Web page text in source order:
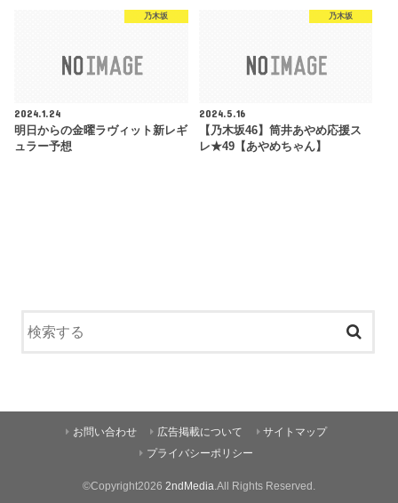
乃木坂
2024.1.24
明日からの金曜ラヴィット新レギ
ュラー予想
乃木坂
2024.5.16
【乃木坂46】筒井あやめ応援ス
レ★49【あやめちゃん】
お問い合わせ 広告掲載について
サイトマップ
プライバシーポリシー
©Copyright2026 2ndMedia .All Rights Reserved.